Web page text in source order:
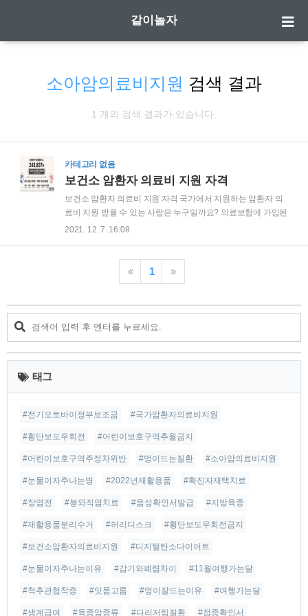
같이놀자
소아암의료비지원 검색 결과
1 개의 검색 결과가 있습니다.
카테고리 없음
보건소 암환자 의료비 지원 자격
보건소 암환자 의료비 지원 자격 국가에서 지원하는 암환자 의
료비 지원 받을 수 있는 사람은 누구일까요? 의료보험에 가입된
사람이라면 누구라도 신청하고 받을 수 있는지 아니면 어떤 자
를 지원하는 사업입니다. 시작은 2002년 만15세 이하의 소아
백혈병 환자 지원사업이었습니다. 현재는 만18세 미만의 소아
니다. 보건소 암환자 의료비 지원 자격 소아 암환자 만 19세까
지, 신청기준 만18세 미만이어야 합니다. 지원할 수 있는 암 종
는 소득과 재산을 조사해서 지원 자격 여부..
2021. 12. 7. 16:08
« 1 »
태그
#전기오토바이정부보조금 #국가암환자의료비지원
#횡단보도우회전 #어린이보호구역추월금지
#어린이보호구역주정차위반 #멍이드는질환 #소아암의료비지원
#눈물이자주나는병 #2022년재활용품 #확진자재택치료
#장염전 #봉와직염치료 #음성확인서발급 #지방육종
#재활용품분리수거 #허리디스크 #횡단보도우회전금지
#보건소암환자의료비지원 #디지털탄소다이어트
#눈물이자주나는이유 #감기와폐렴차이 #11월여행가는달
#척추관협착증 #잇몸고름 #멍이잘드는이유 #여행가는달
#생계급여 #육종암종류 #다리저림질환 #접종확인서